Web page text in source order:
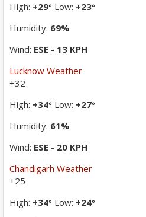
High: +29° Low: +23°
Humidity: 69%
Wind: ESE - 13 KPH
Lucknow Weather
+32
High: +34° Low: +27°
Humidity: 61%
Wind: ESE - 20 KPH
Chandigarh Weather
+25
High: +34° Low: +24°